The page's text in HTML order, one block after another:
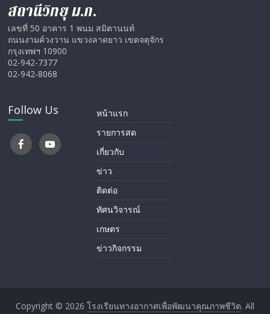
สถานีวิทยุ ม.ก.
เลขที่ 50 อาคาร 1 พนม สมิตานนท์
ถนนงามค์วงวาน แขวงลาดยาว เขตจตุจักร
กรุงเทพฯ 10900
02-942-7377
02-942-8068
Follow Us
หน้าแรก
รายการสด
เกี่ยวกับ
ข่าว
ติดต่อ
ทัศนวิจารณ์
เกษตร
ข่าวกิจกรรม
Copyright © 2026 โรงเรียนทางอากาศ​เพื่อพัฒนาคุณภาพชีวิต. All